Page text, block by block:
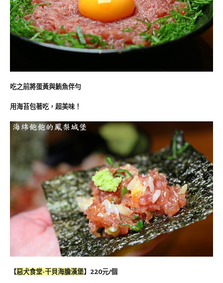
吃之前將蛋黃與鮪魚伴勻
用海苔包著吃，超美味！
【惡犬食堂-干貝海膽漢堡】220元/個